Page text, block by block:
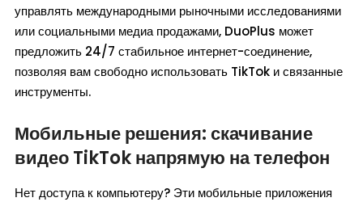
управлять международными рыночными исследованиями
или социальными медиа продажами, DuoPlus может
предложить 24/7 стабильное интернет-соединение,
позволяя вам свободно использовать TikTok и связанные
инструменты.
Мобильные решения: скачивание
видео TikTok напрямую на телефон
Нет доступа к компьютеру? Эти мобильные приложения